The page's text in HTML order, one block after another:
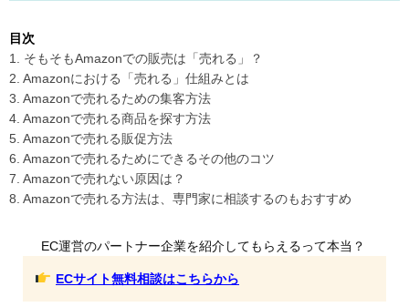
目次
1. そもそもAmazonでの販売は「売れる」？
2. Amazonにおける「売れる」仕組みとは
3. Amazonで売れるための集客方法
4. Amazonで売れる商品を探す方法
5. Amazonで売れる販促方法
6. Amazonで売れるためにできるその他のコツ
7. Amazonで売れない原因は？
8. Amazonで売れる方法は、専門家に相談するのもおすすめ
EC運営のパートナー企業を紹介してもらえるって本当？
ECサイト無料相談はこちらから